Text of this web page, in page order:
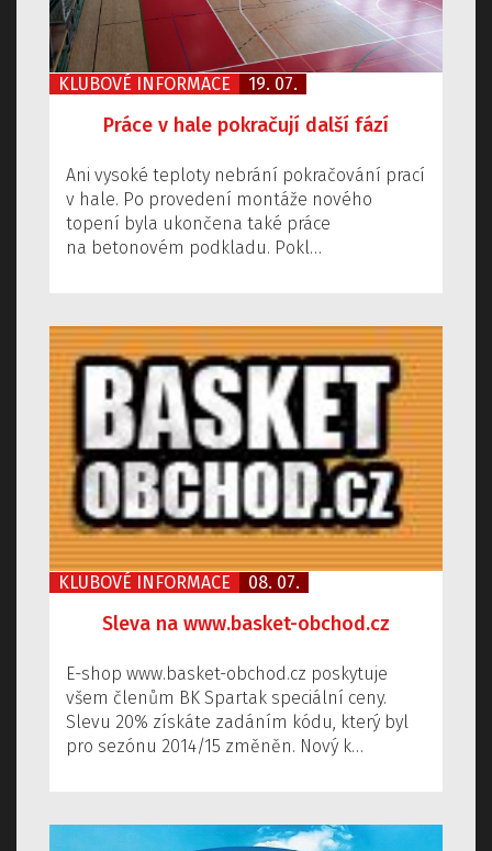
KLUBOVÉ INFORMACE 19. 07.
Práce v hale pokračují další fází
Ani vysoké teploty nebrání pokračování prací
v hale. Po provedení montáže nového
topení byla ukončena také práce
na betonovém podkladu. Pokl…
KLUBOVÉ INFORMACE 08. 07.
Sleva na www.basket-obchod.cz
E-shop www.basket-obchod.cz poskytuje
všem členům BK Spartak speciální ceny.
Slevu 20% získáte zadáním kódu, který byl
pro sezónu 2014/15 změněn. Nový k…